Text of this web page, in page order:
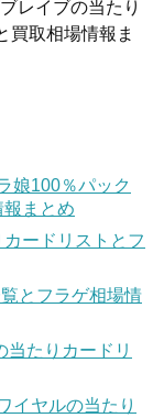
レイブの当たり
買取相場情報ま
娘100％パック
まとめ
ードリストとフ
とフラゲ相場情
当たりカードリ
イヤルの当たり